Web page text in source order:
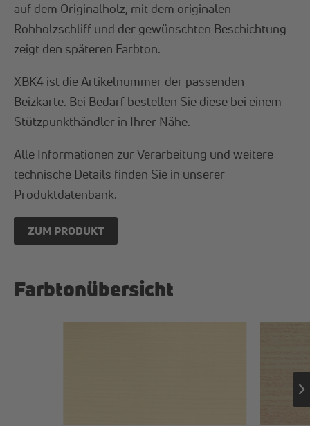
auf dem Originalholz, mit dem originalen
Rohholzschliff und der gewünschten Beschichtung
zeigt den späteren Farbton.
XBK4 ist die Artikelnummer der passenden
Beizkarte. Bei Bedarf bestellen Sie diese bei einem
Stützpunkthändler in Ihrer Nähe.
Alle Informationen zur Verarbeitung und weitere
technische Details finden Sie in unserer
Produktdatenbank.
ZUM PRODUKT
Farbtonübersicht